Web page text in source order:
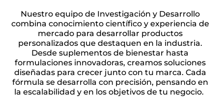
Nuestro equipo de Investigación y Desarrollo
combina conocimiento científico y experiencia de
mercado para desarrollar productos
personalizados que destaquen en la industria.
Desde suplementos de bienestar hasta
formulaciones innovadoras, creamos soluciones
diseñadas para crecer junto con tu marca. Cada
fórmula se desarrolla con precisión, pensando en
la escalabilidad y en los objetivos de tu negocio.